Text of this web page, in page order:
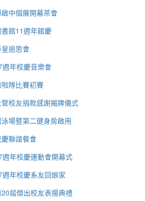
中個展開幕茶會
館11週年館慶
追思會
年校慶音樂會
隊比賽初賽
校友捐款感謝揭牌儀式
場暨第二健身房啟用
聯誼餐會
年校慶運動會開幕式
年校慶系友回娘家
屆傑出校友表揚典禮